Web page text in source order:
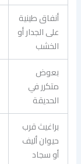
أنفاق طينية
على الجدار أو
الخشب
بعوض
متكرر في
الحديقة
براغيث قرب
حيوان أليف
أو سجاد